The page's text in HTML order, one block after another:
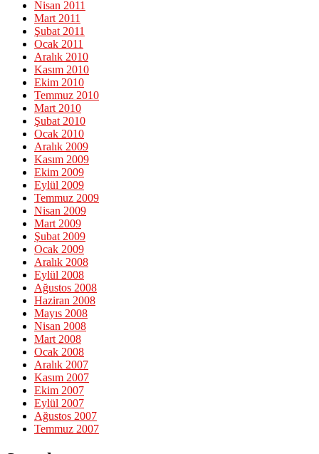
Nisan 2011
Mart 2011
Şubat 2011
Ocak 2011
Aralık 2010
Kasım 2010
Ekim 2010
Temmuz 2010
Mart 2010
Şubat 2010
Ocak 2010
Aralık 2009
Kasım 2009
Ekim 2009
Eylül 2009
Temmuz 2009
Nisan 2009
Mart 2009
Şubat 2009
Ocak 2009
Aralık 2008
Eylül 2008
Ağustos 2008
Haziran 2008
Mayıs 2008
Nisan 2008
Mart 2008
Ocak 2008
Aralık 2007
Kasım 2007
Ekim 2007
Eylül 2007
Ağustos 2007
Temmuz 2007